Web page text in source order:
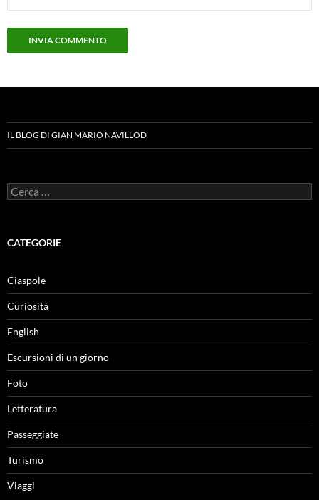
IL BLOG DI GIAN MARIO NAVILLOD
Ricerca
per:
CATEGORIE
Ciaspole
Curiosità
English
Escursioni di un giorno
Foto
Letteratura
Passeggiate
Turismo
Viaggi